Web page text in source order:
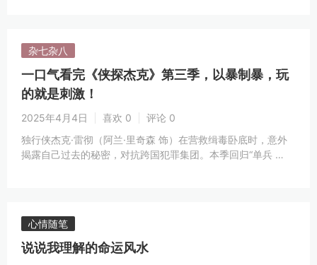
杂七杂八
一口气看完《侠探杰克》第三季，以暴制暴，玩
的就是刺激！
2025年4月4日 喜欢 0
评论 0
独行侠杰克·雷彻（阿兰·里奇森 饰）在营救缉毒卧底时，意外
揭露自己过去的秘密，对抗跨国犯罪集团。本季回归“单兵 …
心情随笔
说说我理解的命运风水